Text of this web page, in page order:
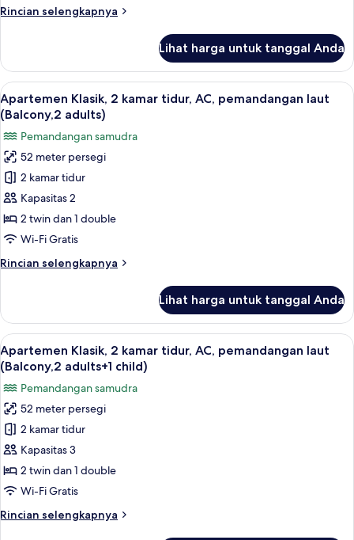
pemandangan
adult)
Rincian selengkapnya
Rincian
Apartemen
Klasik,
2
kamar
tidur,
AC,
pemandangan
laut
(balcony,1
adult)
Lihat harga untuk tanggal Anda
Lihat
semua
foto
untuk
Apartemen
Klasik,
2
kamar
tidur,
pemandangan
adults)
Brankas, Wi-Fi gratis, dan seprai linen
7
Apartemen Klasik, 2 kamar tidur, AC, pemandangan laut
(Balcony,2 adults)
Pemandangan samudra
52 meter persegi
2 kamar tidur
Kapasitas 2
2 twin dan 1 double
Wi-Fi Gratis
Rincian selengkapnya
Rincian
Apartemen
Klasik,
2
kamar
tidur,
AC,
pemandangan
laut
(Balcony,2
adults)
Lihat harga untuk tanggal Anda
Lihat
semua
foto
untuk
Apartemen
Klasik,
2
kamar
tidur,
pemandangan
Brankas, Wi-Fi gratis, dan seprai linen
7
Apartemen Klasik, 2 kamar tidur, AC, pemandangan laut
(Balcony,2 adults+1 child)
Pemandangan samudra
52 meter persegi
2 kamar tidur
Kapasitas 3
2 twin dan 1 double
Wi-Fi Gratis
Rincian selengkapnya
Rincian